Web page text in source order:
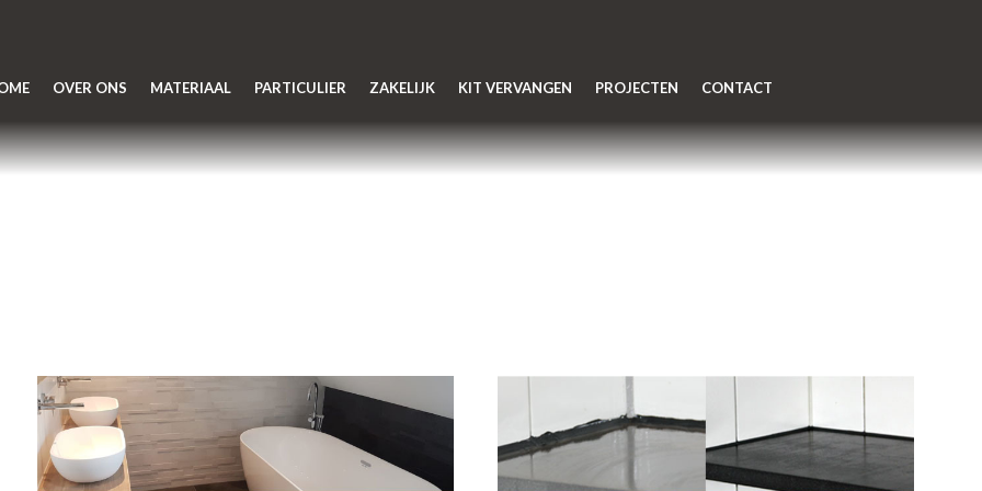
OVER ONS MATERIAAL PARTICULIER ZAKELIJK KIT VERVANGEN PROJECTEN CONTACT